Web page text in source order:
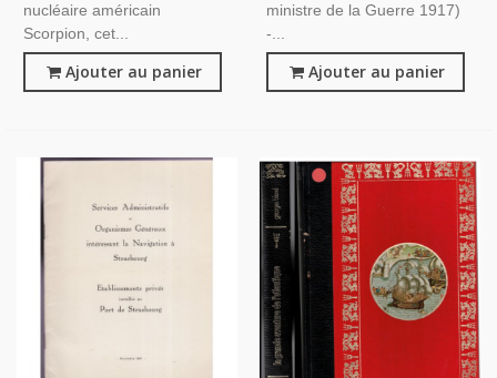
nucléaire américain
Scorpion, cet...
Ajouter au panier
ministre de la Guerre 1917)
-...
Ajouter au panier